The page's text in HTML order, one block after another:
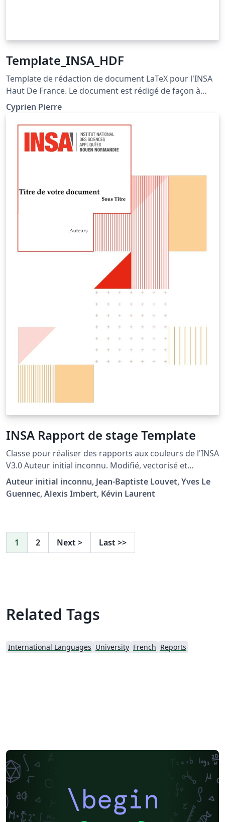
Template_INSA_HDF
Template de rédaction de document LaTeX pour l'INSA
Haut De France. Le document est rédigé de façon à
fournir des explications quand à son fonctionnement.
Cyprien Pierre
INSA Rapport de stage Template
Classe pour réaliser des rapports aux couleurs de l'INSA
V3.0 Auteur initial inconnu. Modifié, vectorisé et
actualisé par Jean-Baptiste Louvet Adaptations par Yves
Le Guennec Mise à jour à la charte graphique 2023, par
Auteur initial inconnu, Jean-Baptiste Louvet, Yves Le
Guennec, Alexis Imbert, Kévin Laurent
1 2 Next > Last >>
Related Tags
International Languages University French Reports
\begin